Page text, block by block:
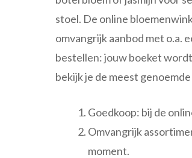
stoel. De online
omvangrijk aanbod met o.a.
bestellen: jouw boeket
bekijk je de meest
Goedkoop: bij de
Omvangrijk
moment.